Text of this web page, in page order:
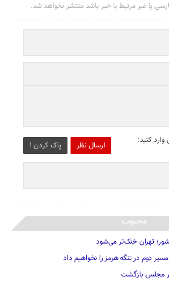
یا غیر مرتبط با خبر باشد منتشر نخواهد شد.
ارسال نظر پاک کردن !
کنید:
محبوب
تهران خنک‌تر می‌شود
دوم در تنگه هرمز را نخواهیم داد
مجلس بازگشت